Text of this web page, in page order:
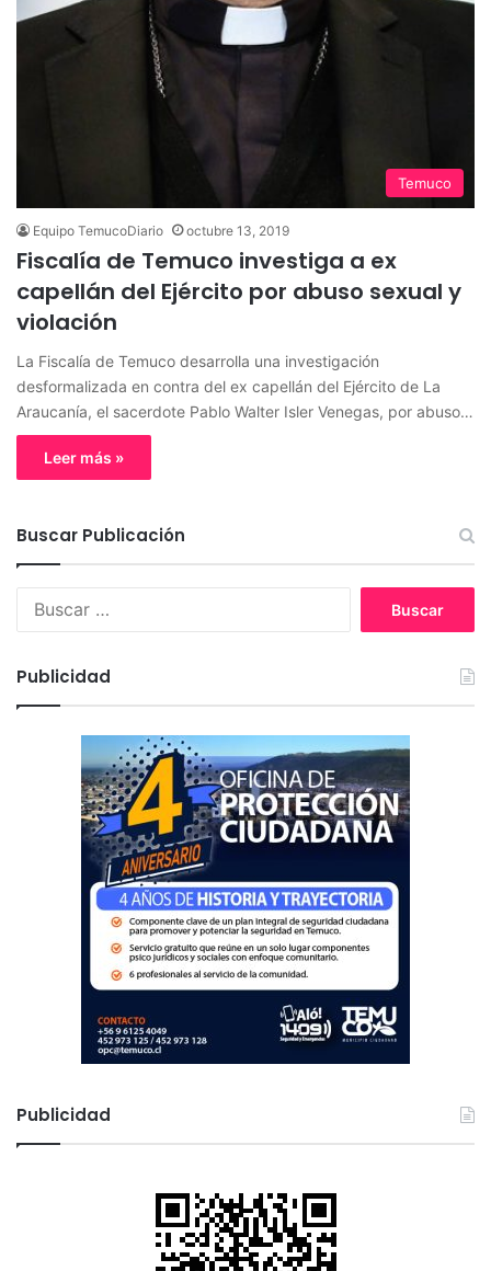
Temuco
Equipo TemucoDiario octubre 13, 2019
Fiscalía de Temuco investiga a ex
capellán del Ejército por abuso sexual y
violación
La Fiscalía de Temuco desarrolla una investigación
desformalizada en contra del ex capellán del Ejército de La
Araucanía, el sacerdote Pablo Walter Isler Venegas, por abuso…
Leer más »
Buscar Publicación
:
Publicidad
Publicidad